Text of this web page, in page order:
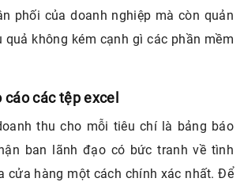
phối của doanh nghiệp mà còn quản
quả không kém cạnh gì các phần mềm
các tệp excel
thu cho mỗi tiêu chí là bảng báo
ban lãnh đạo có bức tranh về tình
cửa hàng một cách chính xác nhất. Để